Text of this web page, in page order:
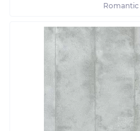
Romantic